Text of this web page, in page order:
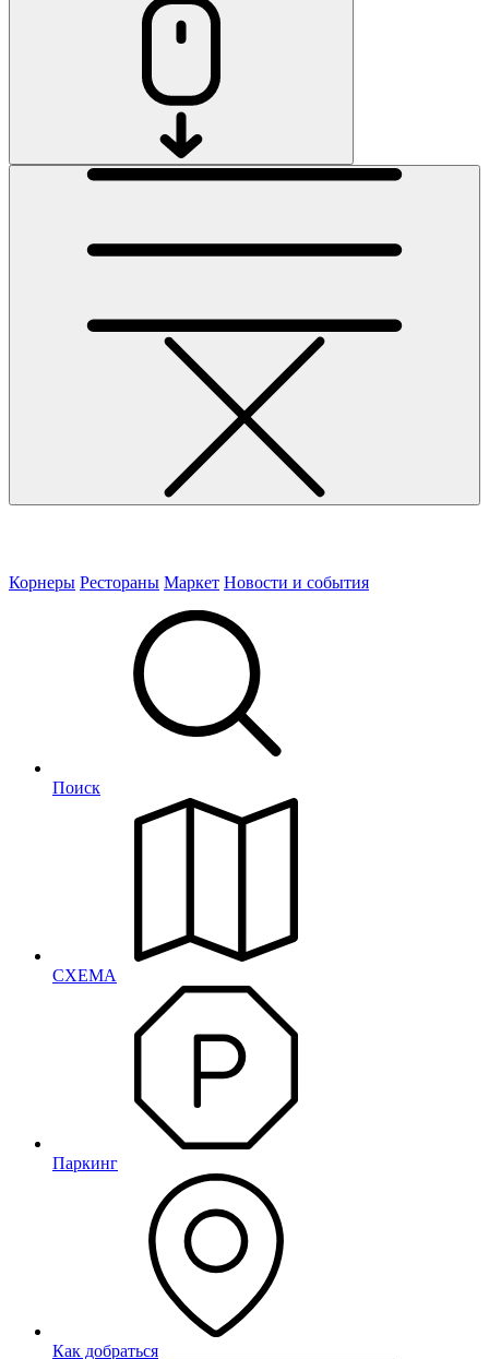
Корнеры Рестораны Маркет Новости и события
Поиск
СХЕМА
Паркинг
Как добраться